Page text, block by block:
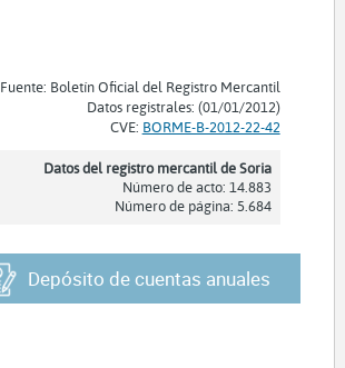
Fuente: Boletín Oficial del Registro Mercantil
Datos registrales: (01/01/2012)
CVE: BORME-B-2012-22-42
Datos del registro mercantil de Soria
Número de acto: 14.883
Número de página: 5.684
Depósito de cuentas anuales